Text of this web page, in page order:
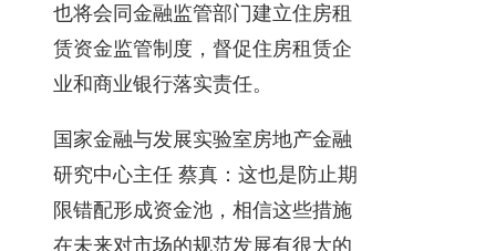
也将会同金融监管部门建立住房租
赁资金监管制度，督促住房租赁企
业和商业银行落实责任。
国家金融与发展实验室房地产金融
研究中心主任 蔡真：这也是防止期
限错配形成资金池，相信这些措施
在未来对市场的规范发展有很大的